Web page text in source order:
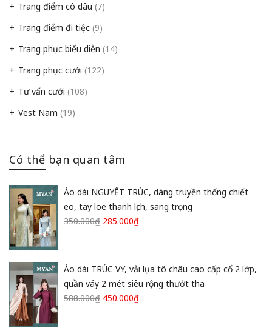
Trang điểm cô dâu (7)
Trang điểm đi tiệc (9)
Trang phục biểu diễn (14)
Trang phục cưới (122)
Tư vấn cưới (108)
Vest Nam (19)
Có thể bạn quan tâm
Áo dài NGUYỆT TRÚC, dáng truyền thống chiết
eo, tay loe thanh lịch, sang trọng
350.000₫ 285.000₫
Áo dài TRÚC VY, vải lụa tô châu cao cấp cổ 2 lớp,
quần váy 2 mét siêu rộng thướt tha
588.000₫ 450.000₫